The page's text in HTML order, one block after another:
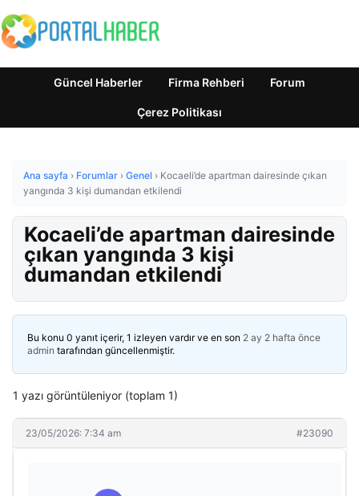
Güncel Haberler Firma Rehberi Forum
Çerez Politikası
Ana sayfa › Forumlar › Genel › Kocaeli’de apartman dairesinde çıkan
yangında 3 kişi dumandan etkilendi
Kocaeli’de apartman dairesinde
çıkan yangında 3 kişi
dumandan etkilendi
Bu konu 0 yanıt içerir, 1 izleyen vardır ve en son 2 ay 2 hafta önce
admin tarafından güncellenmiştir.
1 yazı görüntüleniyor (toplam 1)
23/05/2026: 7:34 am #23090